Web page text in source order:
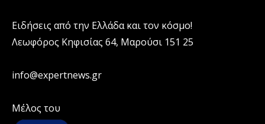
Ειδήσεις από την Ελλάδα και τον κόσμο!
Λεωφόρος Κηφισίας 64, Μαρούσι 151 25
info@expertnews.gr
Μέλος του